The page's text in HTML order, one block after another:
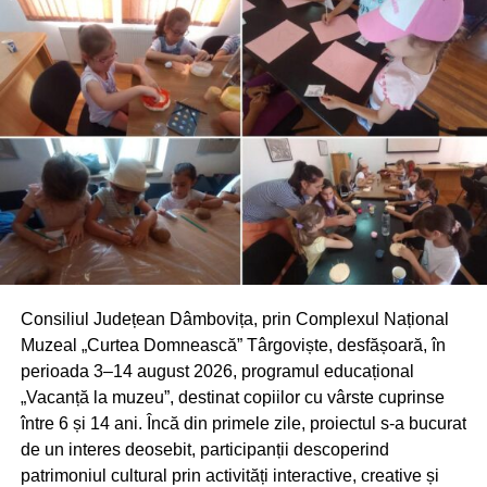
legislația prevede adaptarea programului de lucru sau
întreruperea temporară a activității, în condițiile legii.
În cadrul acțiunilor desfășurate în această săptămână,
inspectorii ITM Dâmbovița au efectuat 24 de controale, în
principal la angajatori din domeniile agriculturii și
construcțiilor. În majoritatea unităților verificate, inspectorii
au constatat că angajatorii au conștientizat importanța
protejării salariaților în perioadele de caniculă, acordând
o atenție deosebită asigurării apei potabile și hidratării
corespunzătoare a lucrătorilor.
RECLAMA
Consiliul Județean Dâmbovița, prin Complexul Național
Muzeal „Curtea Domnească” Târgoviște, desfășoară, în
perioada 3–14 august 2026, programul educațional
„Vacanță la muzeu”, destinat copiilor cu vârste cuprinse
între 6 și 14 ani. Încă din primele zile, proiectul s-a bucurat
de un interes deosebit, participanții descoperind
patrimoniul cultural prin activități interactive, creative și